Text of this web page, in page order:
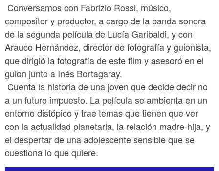
Link
Conversamos con Fabrizio Rossi, músico,
compositor y productor, a cargo de la banda sonora
de la segunda película de Lucía Garibaldi, y con
Arauco Hernández, director de fotografía y guionista,
que dirigió la fotografía de este film y asesoró en el
guion junto a Inés Bortagaray.
Cuenta la historia de una joven que decide decir no
a un futuro impuesto. La película se ambienta en un
entorno distópico y trae temas que tienen que ver
con la actualidad planetaria, la relación madre-hija, y
el despertar de una adolescente sensible que se
cuestiona lo que quiere.
Reproductor